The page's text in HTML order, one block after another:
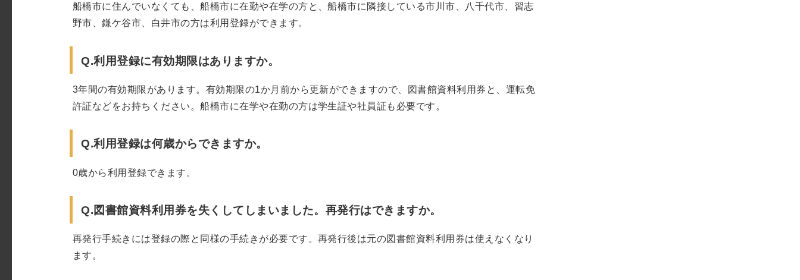
船橋市に住んでいなくても、船橋市に在勤や在学の方と、船橋市に隣接している市川市、八千代市、習志
野市、鎌ケ谷市、白井市の方は利用登録ができます。
Q.利用登録に有効期限はありますか。
3年間の有効期限があります。有効期限の1か月前から更新ができますので、図書館資料利用券と、運転免
許証などをお持ちください。船橋市に在学や在勤の方は学生証や社員証も必要です。
Q.利用登録は何歳からできますか。
0歳から利用登録できます。
Q.図書館資料利用券を失くしてしまいました。再発行はできますか。
再発行手続きには登録の際と同様の手続きが必要です。再発行後は元の図書館資料利用券は使えなくなり
ます。